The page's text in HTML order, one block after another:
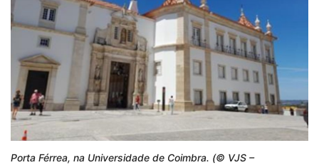
Porta Férrea, na Universidade de Coimbra. (© VJS –